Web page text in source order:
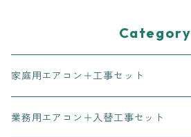
Category
家庭用エアコン＋工事セット
業務用エアコン＋入替工事セット